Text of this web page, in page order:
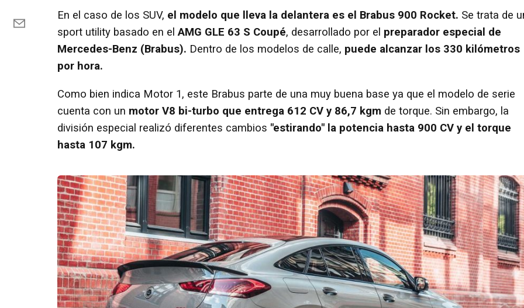
En el caso de los SUV, el modelo que lleva la delantera es el Brabus 900 Rocket. Se trata de
sport utility basado en elAMG GLE 63 S Coupé, desarrollado por el preparador especial de
Mercedes-Benz (Brabus). Dentro de los modelos de calle, puede alcanzar los 330 kilómetros
por hora.
Como bien indica Motor 1, este Brabus parte de una muy buena base ya que el modelo de serie
cuenta con un motor V8 bi-turbo que entrega 612 CV y 86,7 kgm de torque. Sin embargo, la
división especial realizó diferentes cambios "estirando" la potencia hasta 900 CV y el torque
hasta 107 kgm.